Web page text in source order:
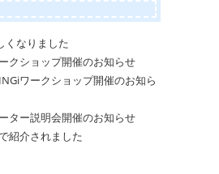
くなりました
クショップ開催のお知らせ
ワークショップ開催のお知ら
ター説明会開催のお知らせ
紹介されました